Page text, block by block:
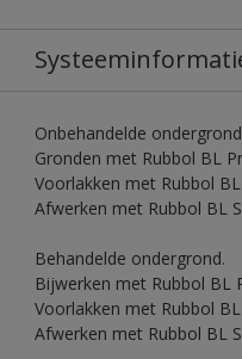
Onbehandelde
Gronden met Rubbol BL
Voorlakken met Rubbol
Afwerken met Rubbol BL
Behandelde ondergrond.
Bijwerken met Rubbol BL
Voorlakken met Rubbol
Afwerken met Rubbol BL